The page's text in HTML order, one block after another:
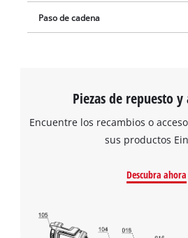
¡Necesitamos su
cargar el
This content is not
Paso de cadena
Piezas de repuesto y
Encuentre los recambios o
sus productos
Descubra ahora